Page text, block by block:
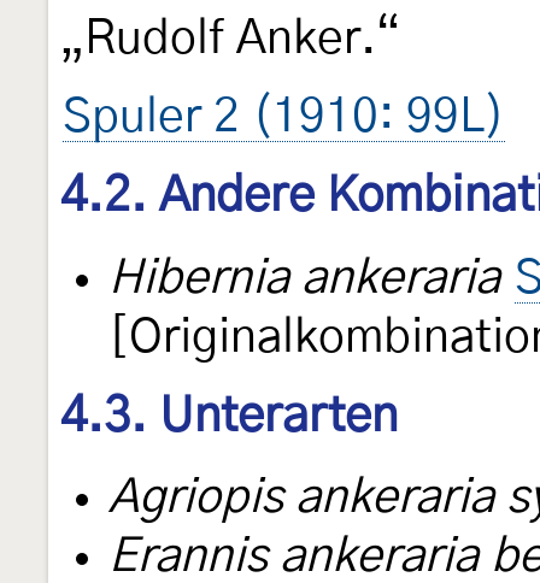
„Rudolf Anker.“
Spuler 2 (1910: 99L)
4.2. Andere
Hibernia ankeraria
4.3. Unterarten
Agriopis ankeraria
Erannis ankeraria